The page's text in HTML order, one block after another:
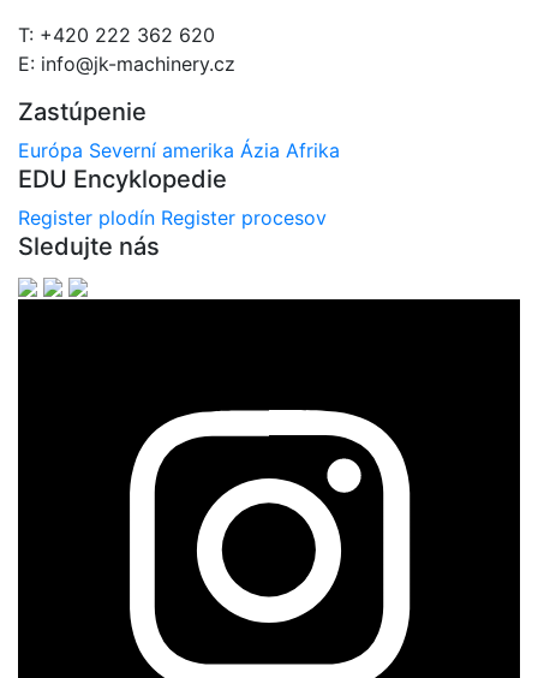
T: +420 222 362 620
E: info@jk-machinery.cz
Zastúpenie
Európa Severní amerika Ázia Afrika
EDU Encyklopedie
Register plodín Register procesov
Sledujte nás